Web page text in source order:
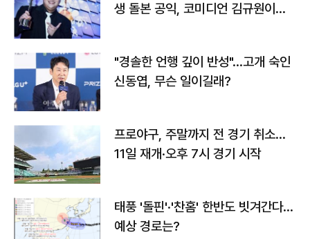
생 돌본 공익, 코미디언 김규원이었
"경솔한 언행 깊이 반성"…고개 숙인
신동엽, 무슨 일이길래?
프로야구, 주말까지 전 경기 취소…
11일 재개·오후 7시 경기 시작
태풍 '돌핀'·'찬홈' 한반도 빗겨간다…
예상 경로는?